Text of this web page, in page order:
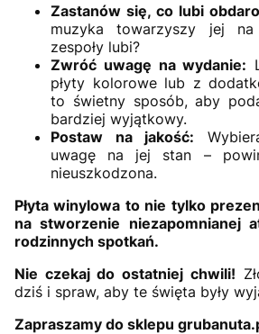
Zastanów się, co lubi
muzyka towarzyszy jej
zespoły lubi?
Zwróć uwagę na wydanie:
płyty kolorowe lub z
to świetny sposób, aby
bardziej wyjątkowy.
Postaw na jakość:
uwagę na jej stan –
nieuszkodzona.
Płyta winylowa to nie tylko
na stworzenie niezapomnianej
rodzinnych spotkań.
Nie czekaj do ostatniej chwili!
dziś i spraw, aby te święta były
Zapraszamy do sklepu